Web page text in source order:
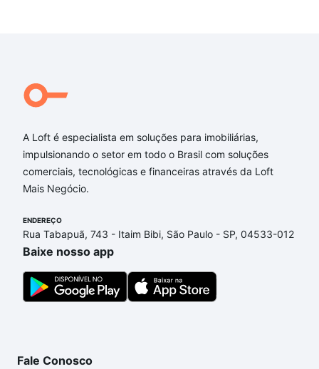
A Loft é especialista em soluções para imobiliárias,
impulsionando o setor em todo o Brasil com soluções
comerciais, tecnológicas e financeiras através da Loft
Mais Negócio.
ENDEREÇO
Rua Tabapuã, 743 - Itaim Bibi, São Paulo - SP, 04533-012
Baixe nosso app
Fale Conosco